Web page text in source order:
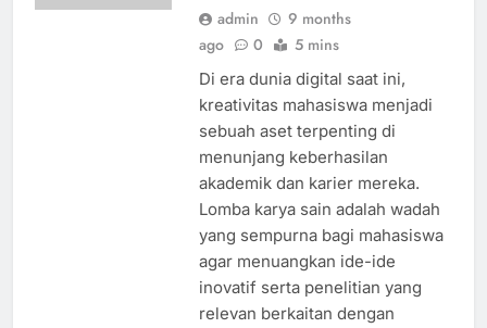
admin
9 months
ago
0 5 mins
Di era dunia digital saat ini,
kreativitas mahasiswa menjadi
sebuah aset terpenting di
menunjang keberhasilan
akademik dan karier mereka.
Lomba karya sain adalah wadah
yang sempurna bagi mahasiswa
agar menuangkan ide-ide
inovatif serta penelitian yang
relevan berkaitan dengan